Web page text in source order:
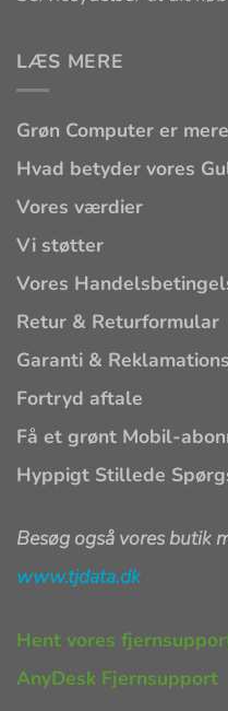
LÆS MERE
Grøn Computer er
Hvad betyder vores
Vores værdier
Vi støtter
Vores
Retur & Returformular
Garanti &
Fortryd aftale
Få et grønt Mobil-
Hyppigt Stillede
Besøg også vores butik
www.tjdata.dk
Hent vores
AnyDesk Fjernsupport